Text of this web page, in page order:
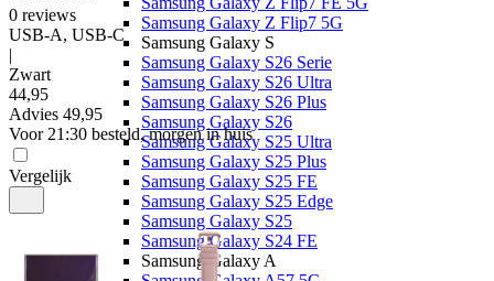
Samsung Galaxy Z Flip7 5G
Samsung Galaxy S
Samsung Galaxy S26 Serie
Samsung Galaxy S26 Ultra
Samsung Galaxy S26 Plus
Samsung Galaxy S26
Samsung Galaxy S25 Ultra
Samsung Galaxy S25 Plus
Samsung Galaxy S25 FE
Samsung Galaxy S25 Edge
Samsung Galaxy S25
Samsung Galaxy S24 FE
Samsung Galaxy A
0 reviews
USB-A, USB-C
|
Zwart
44,95
Advies 49,95
Voor 21:30 besteld, morgen in huis
Vergelijk